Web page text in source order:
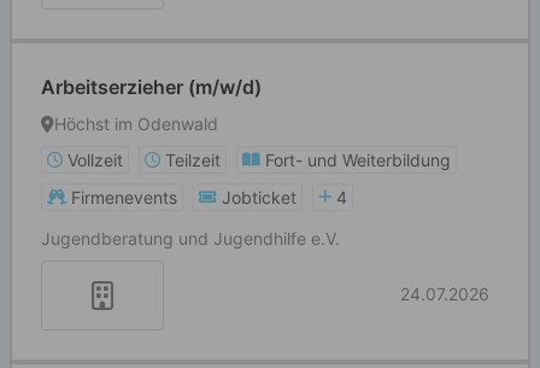
Arbeitserzieher (m/w/d)
Höchst im Odenwald
Vollzeit
Teilzeit
Fort- und Weiterbildung
Firmenevents
Jobticket
4
Jugendberatung und Jugendhilfe e.V.
24.07.2026